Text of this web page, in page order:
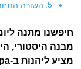
השורה
חיפשנו מתנה
מבנה היסטורי,